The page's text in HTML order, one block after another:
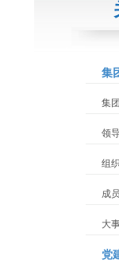
集
集
领
组
成
大
党